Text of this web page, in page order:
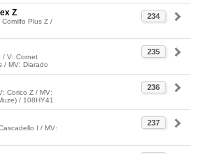
234
Z
Plus Z /
235
/ V: Cornet
/ MV: Diarado
236
Corico Z / MV:
/ 108HY41
237
I / MV: